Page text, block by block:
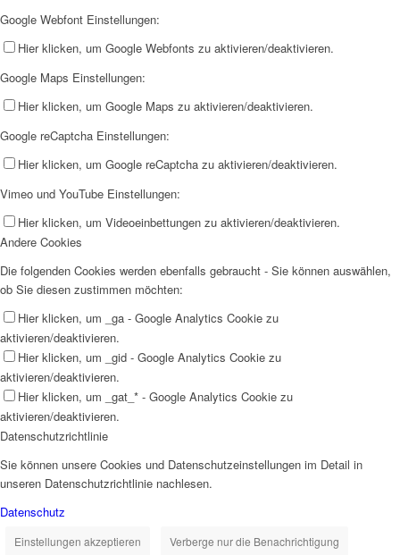
Google Webfont Einstellungen:
Hier klicken, um Google Webfonts zu aktivieren/deaktivieren.
Google Maps Einstellungen:
Hier klicken, um Google Maps zu aktivieren/deaktivieren.
Google reCaptcha Einstellungen:
Hier klicken, um Google reCaptcha zu aktivieren/deaktivieren.
Vimeo und YouTube Einstellungen:
Hier klicken, um Videoeinbettungen zu aktivieren/deaktivieren.
Andere Cookies
Die folgenden Cookies werden ebenfalls gebraucht - Sie können auswählen,
ob Sie diesen zustimmen möchten:
Hier klicken, um _ga - Google Analytics Cookie zu
aktivieren/deaktivieren.
Hier klicken, um _gid - Google Analytics Cookie zu
aktivieren/deaktivieren.
Hier klicken, um _gat_* - Google Analytics Cookie zu
aktivieren/deaktivieren.
Datenschutzrichtlinie
Sie können unsere Cookies und Datenschutzeinstellungen im Detail in
unseren Datenschutzrichtlinie nachlesen.
Datenschutz
Einstellungen akzeptieren Verberge nur die Benachrichtigung